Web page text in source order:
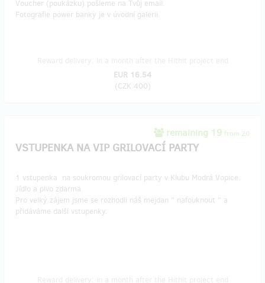
Voucher (poukázku) pošleme na Tvůj email.
Fotografie power banky je v úvodní galerii.
EUR 16.54
(CZK 400)
remaining 19 from 20
VSTUPENKA NA VIP GRILOVACÍ PARTY
1 vstupenka na soukromou grilovací party v Klubu Modrá Vopice.
Jídlo a pivo zdarma.
Pro velký zájem jsme se rozhodli náš mejdan " nafouknout " a
přidáváme další vstupenky.